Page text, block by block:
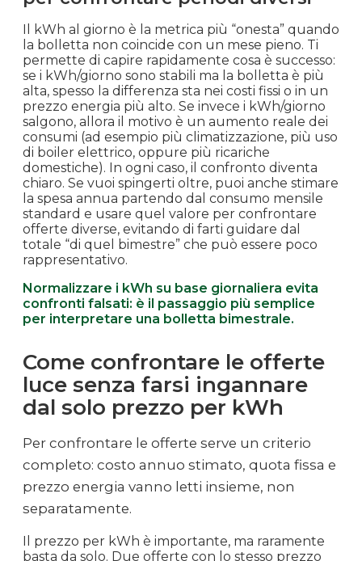
Il kWh al giorno è la metrica più “onesta” quando
la bolletta non coincide con un mese pieno. Ti
permette di capire rapidamente cosa è successo:
se i kWh/giorno sono stabili ma la bolletta è più
alta, spesso la differenza sta nei costi fissi o in un
prezzo energia più alto. Se invece i kWh/giorno
salgono, allora il motivo è un aumento reale dei
consumi (ad esempio più climatizzazione, più uso
di boiler elettrico, oppure più ricariche
domestiche). In ogni caso, il confronto diventa
chiaro. Se vuoi spingerti oltre, puoi anche stimare
la spesa annua partendo dal consumo mensile
standard e usare quel valore per confrontare
offerte diverse, evitando di farti guidare dal
totale “di quel bimestre” che può essere poco
rappresentativo.
Normalizzare i kWh su base giornaliera evita
confronti falsati: è il passaggio più semplice
per interpretare una bolletta bimestrale.
Come confrontare le offerte
luce senza farsi ingannare
dal solo prezzo per kWh
Per confrontare le offerte serve un criterio
completo: costo annuo stimato, quota fissa e
prezzo energia vanno letti insieme, non
separatamente.
Il prezzo per kWh è importante, ma raramente
basta da solo. Due offerte con lo stesso prezzo